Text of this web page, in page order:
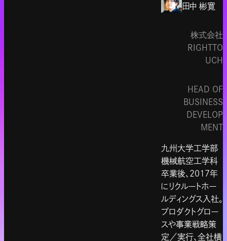
田中 彬寛
株式会社
RIGHTTO
UCH
HEAD OF
BUSINESS
DEVELOP
MENT
九州大学工学部
機械航空工学科
卒業後、2017年
にリクルートホー
ルディングス入社。
プロダクトグロー
スや事業戦略策
定／実行、全社横